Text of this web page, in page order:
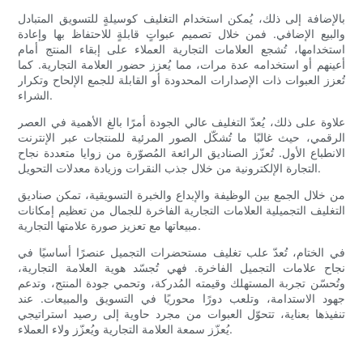
بالإضافة إلى ذلك، يُمكن استخدام التغليف كوسيلةٍ للتسويق المتبادل
والبيع الإضافي. فمن خلال تصميم عبواتٍ قابلةٍ للاحتفاظ بها وإعادة
استخدامها، تُشجع العلامات التجارية العملاء على إبقاء المنتج أمام
أعينهم أو استخدامه عدة مرات، مما يُعزز حضور العلامة التجارية. كما
تُعزز العبوات ذات الإصدارات المحدودة أو القابلة للجمع الإلحاح وتكرار
الشراء.
علاوة على ذلك، يُعدّ التغليف عالي الجودة أمرًا بالغ الأهمية في العصر
الرقمي، حيث غالبًا ما تُشكّل الصور المرئية للمنتجات عبر الإنترنت
الانطباع الأول. تُعزّز الصناديق الرائعة المُصوّرة من زوايا متعددة نجاح
التجارة الإلكترونية من خلال جذب النقرات وزيادة معدلات التحويل.
من خلال الجمع بين الوظيفة والإبداع والخبرة التسويقية، تمكن صناديق
التغليف التجميلية العلامات التجارية الفاخرة للجمال من تعظيم إمكانات
مبيعاتها مع تعزيز صورة علامتها التجارية.
في الختام، تُعدّ علب تغليف مستحضرات التجميل عنصرًا أساسيًا في
نجاح علامات التجميل الفاخرة. فهي تُجسّد هوية العلامة التجارية،
وتُحسّن تجربة المستهلك وقيمته المُدركة، وتحمي جودة المنتج، وتدعم
جهود الاستدامة، وتلعب دورًا محوريًا في التسويق والمبيعات. عند
تنفيذها بعناية، تتحوّل العبوات من مجرد حاوية إلى رصيد استراتيجي
يُعزّز سمعة العلامة التجارية ويُعزّز ولاء العملاء.